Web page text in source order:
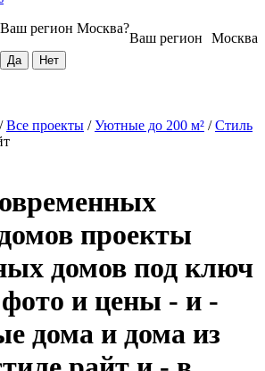
Москва
Ваш регион
Ваш регион Москва?
/Все проекты /Уютные до 200 м² /Стиль
проекты
домов под ключ
и цены - и -
дома и дома из